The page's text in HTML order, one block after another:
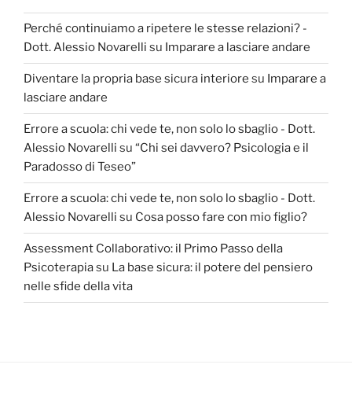
Perché continuiamo a ripetere le stesse relazioni? -
Dott. Alessio Novarelli su Imparare a lasciare andare
Diventare la propria base sicura interiore su Imparare a
lasciare andare
Errore a scuola: chi vede te, non solo lo sbaglio - Dott.
Alessio Novarelli su “Chi sei davvero? Psicologia e il
Paradosso di Teseo”
Errore a scuola: chi vede te, non solo lo sbaglio - Dott.
Alessio Novarelli su Cosa posso fare con mio figlio?
Assessment Collaborativo: il Primo Passo della
Psicoterapiasu La base sicura: il potere del pensiero
nelle sfide della vita